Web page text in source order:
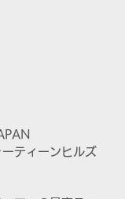
ティーンヒルズ